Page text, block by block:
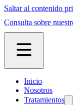
Saltar al contenido
Consulta sobre
Inicio
Nosotros
Tratamientos